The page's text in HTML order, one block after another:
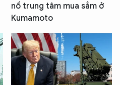
nổ trung tâm mua sắm ở
Kumamoto